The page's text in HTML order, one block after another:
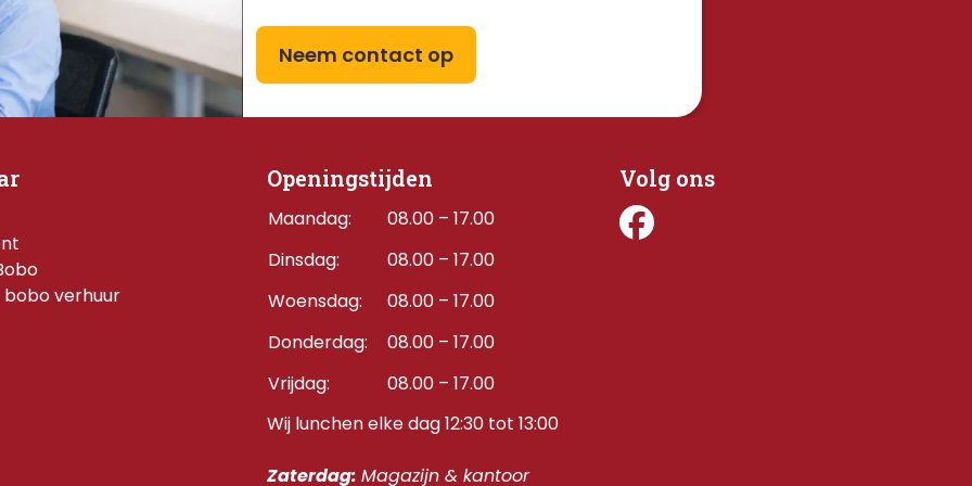
Neem contact op
verhuur
Openingstijden
Maandag:
08.00 – 17.00
Dinsdag:
08.00 – 17.00
Woensdag:
08.00 – 17.00
Donderdag: 08.00 – 17.00
Vrijdag:
08.00 – 17.00
Wij lunchen elke dag 12:30 tot 13:00
Zaterdag: Magazijn & kantoor
Volg ons